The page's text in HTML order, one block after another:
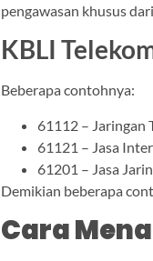
pengawasan khusus
KBLI
Beberapa contohnya:
61112 – Jaringan
61121 – Jasa
61201 – Jasa
Demikian beberapa
Cara